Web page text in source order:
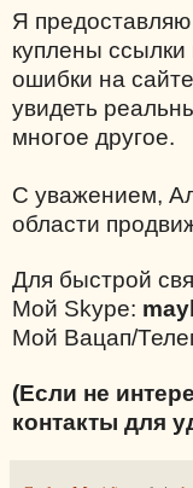
Я предоставляю
куплены ссылки
ошибки на
увидеть
многое другое.
С уважением,
области
Для быстрой
Мой Skype:
Мой Вацап/
(Если не
контакты для